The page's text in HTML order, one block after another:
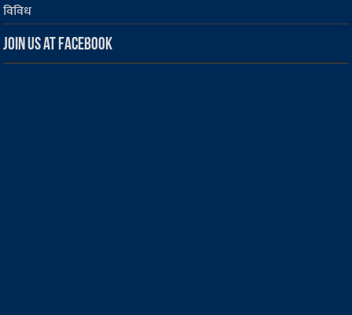
विविध
Join us at Facebook